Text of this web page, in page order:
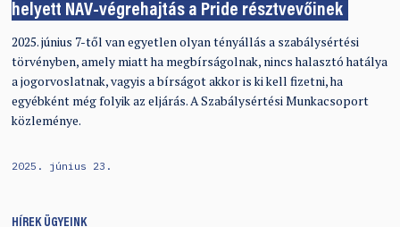
helyett NAV-végrehajtás a Pride résztvevőinek
2025. június 7-től van egyetlen olyan tényállás a szabálysértési
törvényben, amely miatt ha megbírságolnak, nincs halasztó hatálya
a jogorvoslatnak, vagyis a bírságot akkor is ki kell fizetni, ha
egyébként még folyik az eljárás. A Szabálysértési Munkacsoport
közleménye.
2025. június 23.
HÍREK ÜGYEINK